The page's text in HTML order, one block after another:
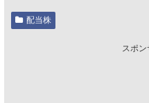
配当株
スポ